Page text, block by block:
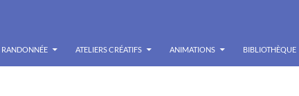
RANDONNÉE ATELIERS CRÉATIFS ANIMATIONS BIBLIOTHÈQUE